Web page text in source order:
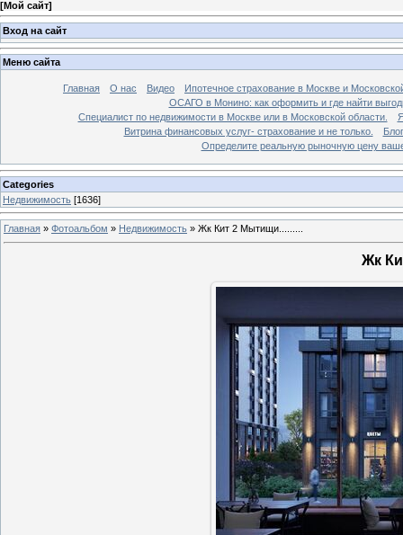
[Мой сайт]
Вход на сайт
Меню сайта
Главная О нас Видео
Ипотечное страхование в Москве и
ОСАГО в Монино: как оформить и где найти
Специалист по недвижимости в Москве или в Московской области.
Витрина финансовых услуг- страхование и не только.
Блог
Определите реальную рыночную цену
Categories
Недвижимость [1636]
Главная » Фотоальбом » Недвижимость » Жк Кит 2 Мытищи.........
Жк